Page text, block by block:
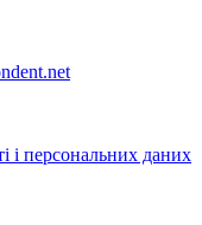
і персональних даних